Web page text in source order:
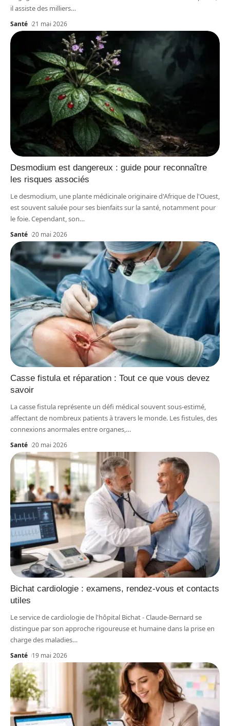
il assiste des milliers…
Santé 21 mai 2026
Desmodium est dangereux : guide pour reconnaître
les risques associés
Le desmodium, une plante médicinale originaire d'Afrique de l'Ouest,
est souvent saluée pour ses bienfaits sur la santé, notamment pour
le foie. Cependant, son…
Santé 20 mai 2026
Casse fistula et réparation : Tout ce que vous devez
savoir
La casse fistula représente un défi médical souvent sous-estimé,
affectant de nombreux patients à travers le monde. Les fistules, des
connexions anormales entre organes,…
Santé 20 mai 2026
Bichat cardiologie : examens, rendez-vous et contacts
utiles
Le service de cardiologie de l'hôpital Bichat - Claude-Bernard se
distingue par son approche rigoureuse et humaine dans la prise en
charge des maladies…
Santé 19 mai 2026